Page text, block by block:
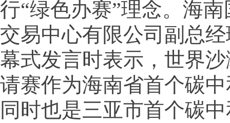
行“绿色办赛”理念。海
交易中心有限公司副总
幕式发言时表示，世界
请赛作为海南省首个碳
同时也是三亚市首个碳